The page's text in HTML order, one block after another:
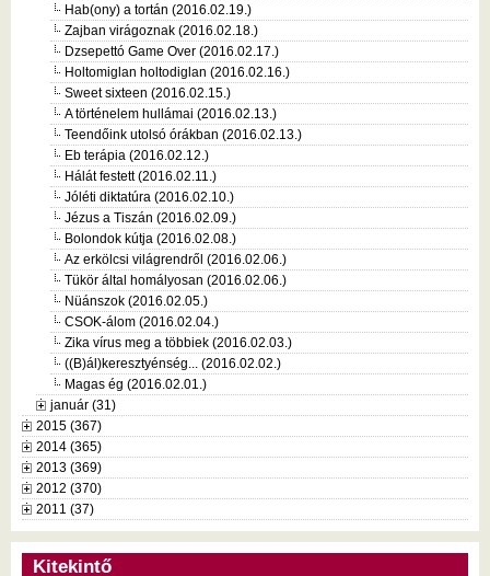
Hab(ony) a tortán (2016.02.19.)
Zajban virágoznak (2016.02.18.)
Dzsepettó Game Over (2016.02.17.)
Holtomiglan holtodiglan (2016.02.16.)
Sweet sixteen (2016.02.15.)
A történelem hullámai (2016.02.13.)
Teendőink utolsó órákban (2016.02.13.)
Eb terápia (2016.02.12.)
Hálát festett (2016.02.11.)
Jóléti diktatúra (2016.02.10.)
Jézus a Tiszán (2016.02.09.)
Bolondok kútja (2016.02.08.)
Az erkölcsi világrendről (2016.02.06.)
Tükör által homályosan (2016.02.06.)
Nüánszok (2016.02.05.)
CSOK-álom (2016.02.04.)
Zika vírus meg a többiek (2016.02.03.)
((B)ál)keresztyénség... (2016.02.02.)
Magas ég (2016.02.01.)
január (31)
2015 (367)
2014 (365)
2013 (369)
2012 (370)
2011 (37)
Kitekintő